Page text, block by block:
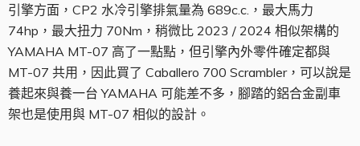
引擎方面，CP2 水冷引擎排氣量為 689c.c.，最大馬力
74hp，最大扭力 70Nm，稍微比 2023 / 2024 相似架構的
YAMAHA MT-07 高了一點點，但引擎內外零件確定都與
MT-07 共用，因此買了 Caballero 700 Scrambler，可以說是
養起來與養一台 YAMAHA 可能差不多，腳踏的鋁合金副車
架也是使用與 MT-07 相似的設計。